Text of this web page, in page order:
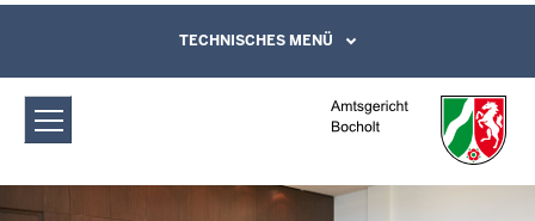
Amtsgericht Bocholt: Straf- und
Bußgeldsachen
Direkt zum Inhalt
Leichte Sprache, Gebärdensprachenvideo
und Kontaktformular
TECHNISCHES MENÜ